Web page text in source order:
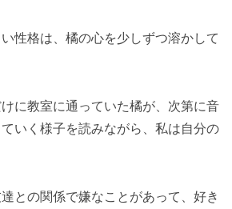
性格は、橘の心を少しずつ溶かして
に教室に通っていた橘が、次第に音
いく様子を読みながら、私は自分の
との関係で嫌なことがあって、好き